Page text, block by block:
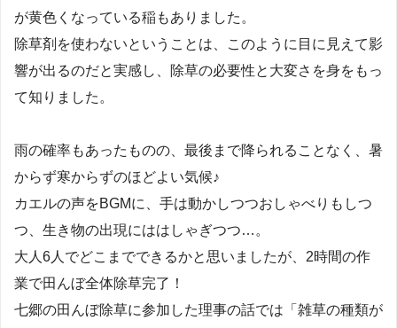
が黄色くなっている稲もありました。
除草剤を使わないということは、このように目に見えて影
響が出るのだと実感し、除草の必要性と大変さを身をもっ
て知りました。
雨の確率もあったものの、最後まで降られることなく、暑
からず寒からずのほどよい気候♪
カエルの声をBGMに、手は動かしつつおしゃべりもしつ
つ、生き物の出現にははしゃぎつつ…。
大人6人でどこまでできるかと思いましたが、2時間の作
業で田んぼ全体除草完了！
七郷の田んぼ除草に参加した理事の話では「雑草の種類が